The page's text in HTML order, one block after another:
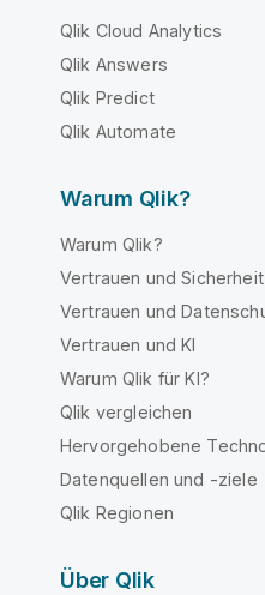
Qlik Cloud Analytics
Qlik Answers
Qlik Predict
Qlik Automate
Warum Qlik?
Warum Qlik?
Vertrauen und Sicherheit
Vertrauen und
Vertrauen und KI
Warum Qlik für KI?
Qlik vergleichen
Hervorgehobene
Datenquellen und -ziele
Qlik Regionen
Über Qlik